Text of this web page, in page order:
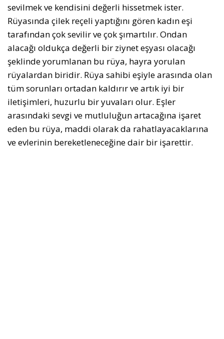
sevilmek ve kendisini değerli hissetmek ister.
Rüyasında çilek reçeli yaptığını gören kadın eşi
tarafından çok sevilir ve çok şımartılır. Ondan
alacağı oldukça değerli bir ziynet eşyası olacağı
şeklinde yorumlanan bu rüya, hayra yorulan
rüyalardan biridir. Rüya sahibi eşiyle arasında olan
tüm sorunları ortadan kaldırır ve artık iyi bir
iletişimleri, huzurlu bir yuvaları olur. Eşler
arasındaki sevgi ve mutluluğun artacağına işaret
eden bu rüya, maddi olarak da rahatlayacaklarına
ve evlerinin bereketleneceğine dair bir işarettir.